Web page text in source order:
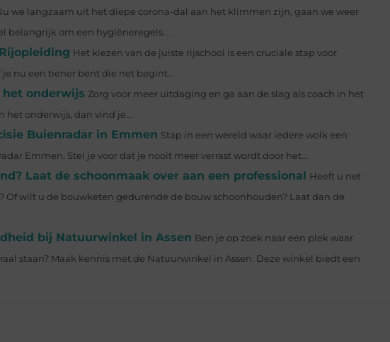
we langzaam uit het diepe corona-dal aan het klimmen zijn, gaan we weer
belangrijk om een hygiëneregels...
Het kiezen van de juiste rijschool is een cruciale stap voor
nu een tiener bent die net begint...
onderwijs Zorg voor meer uitdaging en ga aan de slag als coach in het
onderwijs, dan vind je...
Buienradar in Emmen Stap in een wereld waar iedere wolk een
Emmen. Stel je voor dat je nooit meer verrast wordt door het...
Laat de schoonmaak over aan een professional Heeft u net
Of wilt u de bouwketen gedurende de bouw schoonhouden? Laat dan de
bij Natuurwinkel in Assen Ben je op zoek naar een plek waar
staan? Maak kennis met de Natuurwinkel in Assen. Deze winkel biedt een